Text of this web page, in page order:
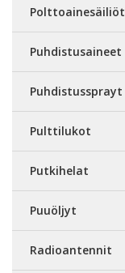
Polttoainesäiliöt
Puhdistusaineet
Puhdistussprayt
Pulttilukot
Putkihelat
Puuöljyt
Radioantennit